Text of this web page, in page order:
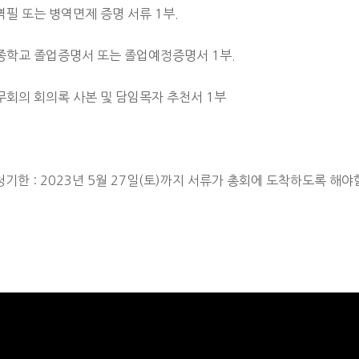
필 또는 병역면제 증명 서류 1부.
학교 졸업증명서 또는 졸업예정증명서 1부.
회의 회의록 사본 및 담임목자 추천서 1부
기한 : 2023년 5월 27일(토)까지 서류가 총회에 도착하도록 해야